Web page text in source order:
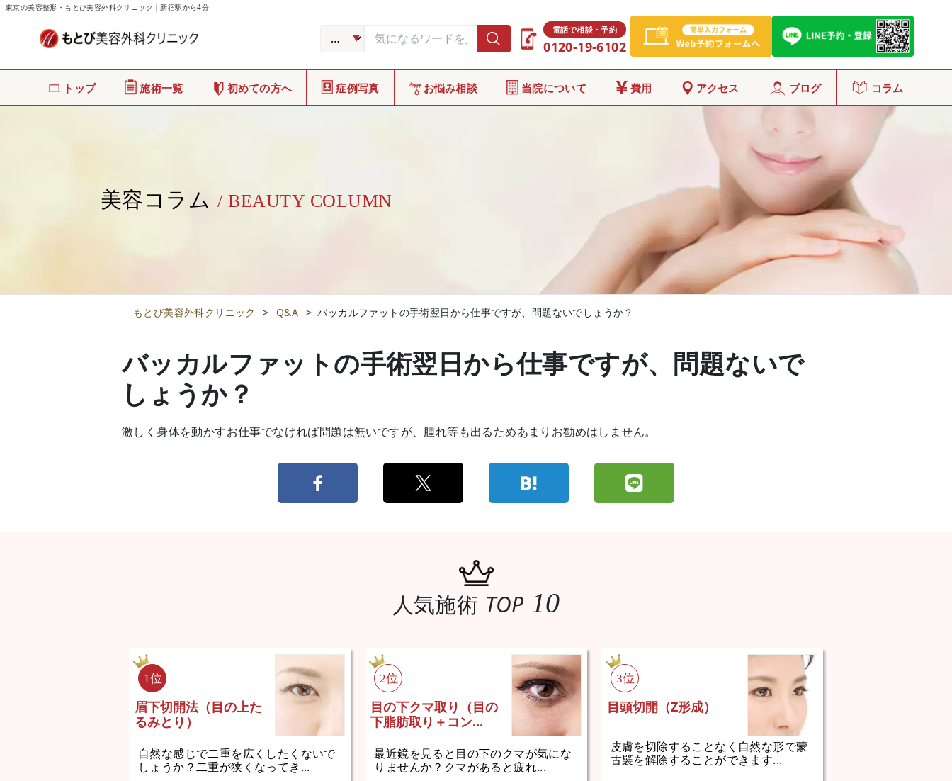
東京の美容整形・もとび美容外科クリニック｜新宿駅から4分
電話で相談・予約
0120-19-6102
トップ 施術一覧 初めての方へ 症例写真 お悩み相談 当院について 費用 アクセス ブログ コラム
美容コラム / BEAUTY COLUMN
もとび美容外科クリニック > Q&A > バッカルファットの手術翌日から仕事ですが、問題ないでしょうか？
バッカルファットの手術翌日から仕事ですが、問題ないで
しょうか？
激しく身体を動かすお仕事でなければ問題は無いですが、腫れ等も出るためあまりお勧めはしません。
人気施術 TOP 10
眉下切開法（目の上た
るみとり）
自然な感じで二重を広くしたくないで
しょうか？二重が狭くなってき...
目の下クマ取り（目の
下脂肪取り＋コン...
最近鏡を見ると目の下のクマが気にな
りませんか？クマがあると疲れ...
目頭切開（Z形成）
皮膚を切除することなく自然な形で蒙
古襞を解除することができます...